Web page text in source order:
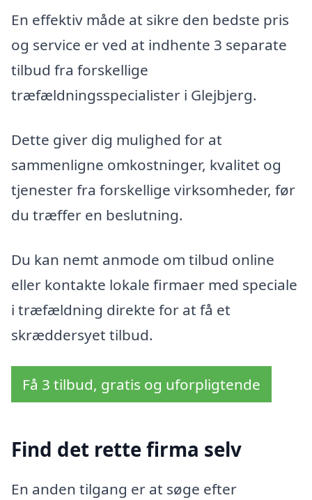
En effektiv måde at sikre den bedste pris
og service er ved at indhente 3 separate
tilbud fra forskellige
træfældningsspecialister i Glejbjerg.
Dette giver dig mulighed for at
sammenligne omkostninger, kvalitet og
tjenester fra forskellige virksomheder, før
du træffer en beslutning.
Du kan nemt anmode om tilbud online
eller kontakte lokale firmaer med speciale
i træfældning direkte for at få et
skræddersyet tilbud.
Få 3 tilbud, gratis og uforpligtende
Find det rette firma selv
En anden tilgang er at søge efter